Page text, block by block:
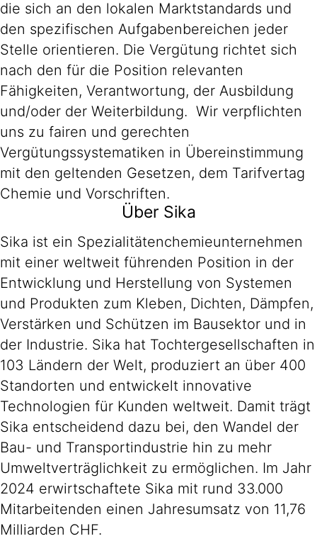
die sich an den lokalen Marktstandards und
den spezifischen Aufgabenbereichen jeder
Stelle orientieren. Die Vergütung richtet sich
nach den für die Position relevanten
Fähigkeiten, Verantwortung, der Ausbildung
und/oder der Weiterbildung. Wir verpflichten
uns zu fairen und gerechten
Vergütungssystematiken in Übereinstimmung
mit den geltenden Gesetzen, dem Tarifvertag
Chemie und Vorschriften.
Über Sika
Sika ist ein Spezialitätenchemieunternehmen
mit einer weltweit führenden Position in der
Entwicklung und Herstellung von Systemen
und Produkten zum Kleben, Dichten, Dämpfen,
Verstärken und Schützen im Bausektor und in
der Industrie. Sika hat Tochtergesellschaften in
103 Ländern der Welt, produziert an über 400
Standorten und entwickelt innovative
Technologien für Kunden weltweit. Damit trägt
Sika entscheidend dazu bei, den Wandel der
Bau- und Transportindustrie hin zu mehr
Umweltverträglichkeit zu ermöglichen. Im Jahr
2024 erwirtschaftete Sika mit rund 33.000
Mitarbeitenden einen Jahresumsatz von 11,76
Milliarden CHF.